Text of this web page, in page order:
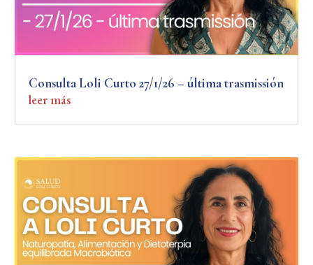
Consulta Loli Curto 27/1/26 – última trasmissión
leer más